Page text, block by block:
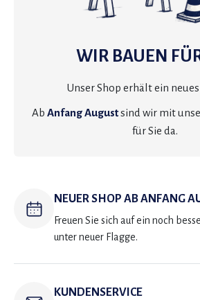
WIR BAUEN
Unser Shop erhält ein
Ab Anfang Augustsind wir mit
für Sie da.
NEUER SHOP AB ANFANG
Freuen Sie sich auf ein noch
unter neuer Flagge.
KUNDENSERVICE